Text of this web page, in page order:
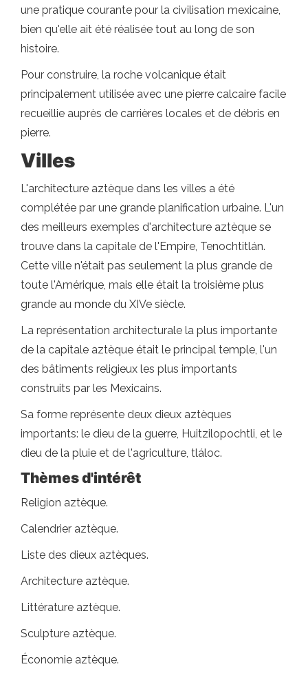
une pratique courante pour la civilisation mexicaine,
bien qu'elle ait été réalisée tout au long de son
histoire.
Pour construire, la roche volcanique était
principalement utilisée avec une pierre calcaire facile
recueillie auprès de carrières locales et de débris en
pierre.
Villes
L'architecture aztèque dans les villes a été
complétée par une grande planification urbaine. L'un
des meilleurs exemples d'architecture aztèque se
trouve dans la capitale de l'Empire, Tenochtitlán.
Cette ville n'était pas seulement la plus grande de
toute l'Amérique, mais elle était la troisième plus
grande au monde du XIVe siècle.
La représentation architecturale la plus importante
de la capitale aztèque était le principal temple, l'un
des bâtiments religieux les plus importants
construits par les Mexicains.
Sa forme représente deux dieux aztèques
importants: le dieu de la guerre, Huitzilopochtli, et le
dieu de la pluie et de l'agriculture, tláloc.
Thèmes d'intérêt
Religion aztèque.
Calendrier aztèque.
Liste des dieux aztèques.
Architecture aztèque.
Littérature aztèque.
Sculpture aztèque.
Économie aztèque.